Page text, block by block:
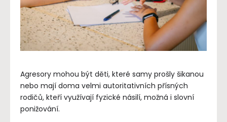
Agresory mohou být děti, které samy prošly šikanou
nebo mají doma velmi autoritativních přísných
rodičů, kteří využívají fyzické násilí, možná i slovní
ponižování.